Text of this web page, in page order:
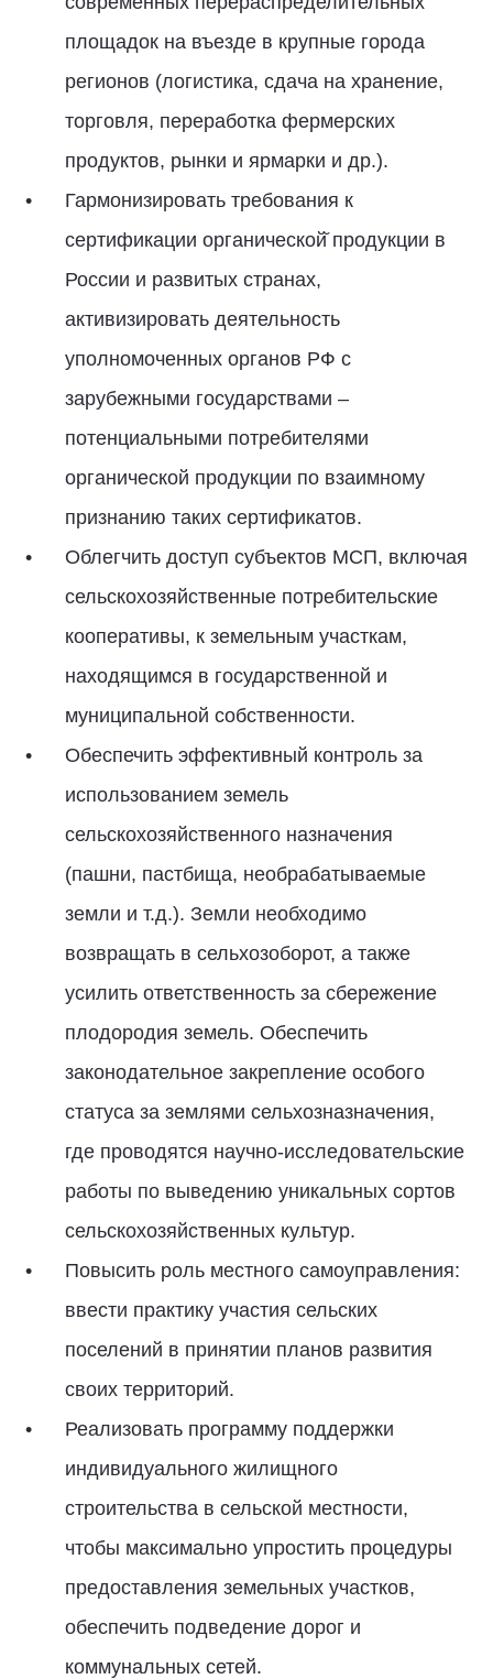
площадок на въезде в крупные города
регионов (логистика, сдача на хранение,
торговля, переработка фермерских
продуктов, рынки и ярмарки и др.).
Гармонизировать требования к
сертификации органической̆ продукции в
России и развитых странах,
активизировать деятельность
уполномоченных органов РФ с
зарубежными государствами –
потенциальными потребителями
органической продукции по взаимному
признанию таких сертификатов.
Облегчить доступ субъектов МСП, включая
сельскохозяйственные потребительские
кооперативы, к земельным участкам,
находящимся в государственной и
муниципальной собственности.
Обеспечить эффективный контроль за
использованием земель
сельскохозяйственного назначения
(пашни, пастбища, необрабатываемые
земли и т.д.). Земли необходимо
возвращать в сельхозоборот, а также
усилить ответственность за сбережение
плодородия земель. Обеспечить
законодательное закрепление особого
статуса за землями сельхозназначения,
где проводятся научно-исследовательские
работы по выведению уникальных сортов
сельскохозяйственных культур.
Повысить роль местного самоуправления:
ввести практику участия сельских
поселений в принятии планов развития
своих территорий.
Реализовать программу поддержки
индивидуального жилищного
строительства в сельской местности,
чтобы максимально упростить процедуры
предоставления земельных участков,
обеспечить подведение дорог и
коммунальных сетей.